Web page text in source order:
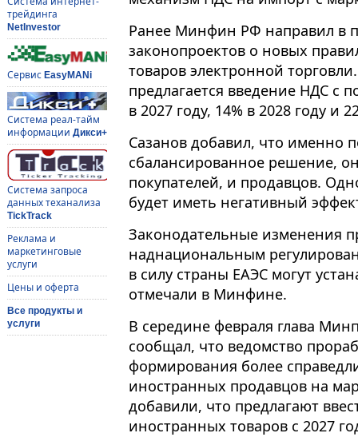
трейдинга
NetInvestor
Сервис EasyMANi
Система реал-тайм
информации Дикси+
Система запроса
данных теханализа
TickTrack
Реклама и
маркетинговые
услуги
Цены и оферта
Все продукты и
услуги
Ранее Минфин РФ направил в
законопроектов о новых
товаров электронной
предлагается введение НДС с
в 2027 году, 14% в 2028 году и
Сазанов добавил, что именно
сбалансированное решение,
покупателей, и продавцов.
будет иметь негативный
Законодательные изменения
наднациональным
в силу страны ЕАЭС могут
отмечали в Минфине.
В середине февраля глава
сообщал, что ведомство
формирования более
иностранных продавцов на
добавили, что предлагают
иностранных товаров с 2027